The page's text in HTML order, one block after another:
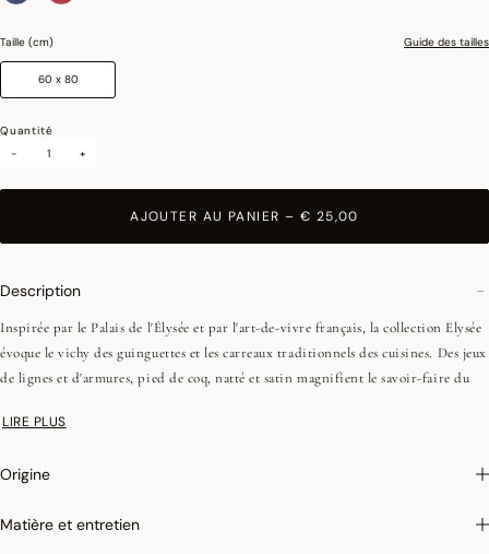
Taille (cm) Guide des tailles
60 x 80
Quantité
-
+
AJOUTER AU PANIER – € 25,00
Description
Inspirée par le Palais de l'Élysée et par l'art-de-vivre français, la collection Elysée
évoque le vichy des guinguettes et les carreaux traditionnels des cuisines. Des jeux
de lignes et d'armures, pied de coq, natté et satin magnifient le savoir-faire du
cuisine dynamique et élégante!
appliquons sur certains de nos articles un traitement antitaches qui empêche
antitaches, tamponnez rapidement et légèrement avec une éponge humide pour
LIRE PLUS
Origine
Matière et entretien